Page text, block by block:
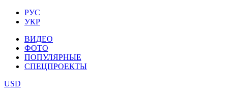
РУС
УКР
ВИДЕО
ФОТО
ПОПУЛЯРНЫЕ
СПЕЦПРОЕКТЫ
USD